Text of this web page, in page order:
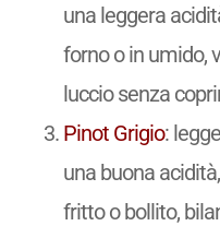
una leggera
forno o in umido,
luccio senza
Pinot Grigio:
una buona
fritto o bollito,